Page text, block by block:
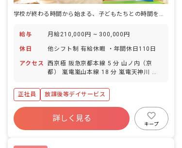
学校が終わる時間から始まる、子どもたちとの時間をつくる仕事。
給与 月給210,000円 ~ 300,000円
休日 他シフト制 有給休暇 ・年間休日110日
アクセス
西京極 阪急京都本線 5 分 山ノ内（京
都） 嵐電嵐山本線 18 分 嵐電天神川 嵐
下鉄東西線 20 分 西院（阪急） 阪急京都
本線 21 分
正社員 放課後等デイサービス
詳しく見る
キープ